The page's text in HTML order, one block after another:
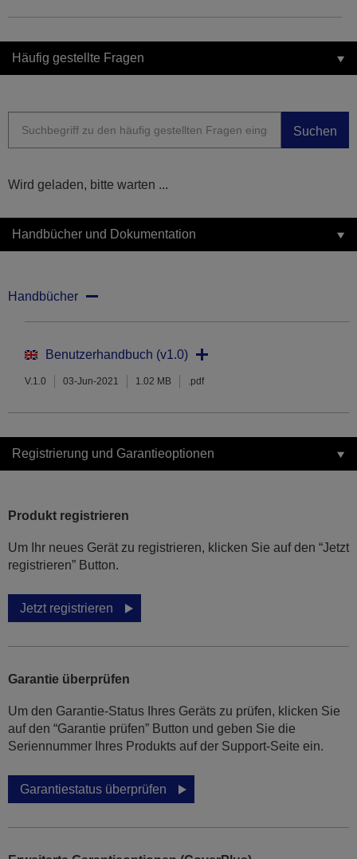
Häufig gestellte Fragen
Suchen
Wird geladen, bitte warten ...
Handbücher und Dokumentation
Handbücher
Benutzerhandbuch (v1.0)
V.1.0 03-Jun-2021 1.02 MB .pdf
Registrierung und Garantieoptionen
Produkt registrieren
Um Ihr neues Gerät zu registrieren, klicken Sie auf den “Jetzt
registrieren” Button.
Jetzt registrieren
Garantie überprüfen
Um den Garantie-Status Ihres Geräts zu prüfen, klicken Sie
auf den “Garantie prüfen” Button und geben Sie die
Seriennummer Ihres Produkts auf der Support-Seite ein.
Garantiestatus überprüfen